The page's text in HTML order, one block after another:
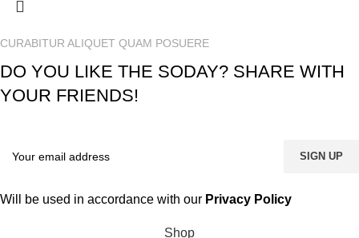
CURABITUR ALIQUET QUAM POSUERE
DO YOU LIKE THE SODAY? SHARE WITH
YOUR FRIENDS!
Will be used in accordance with our Privacy Policy
Shop